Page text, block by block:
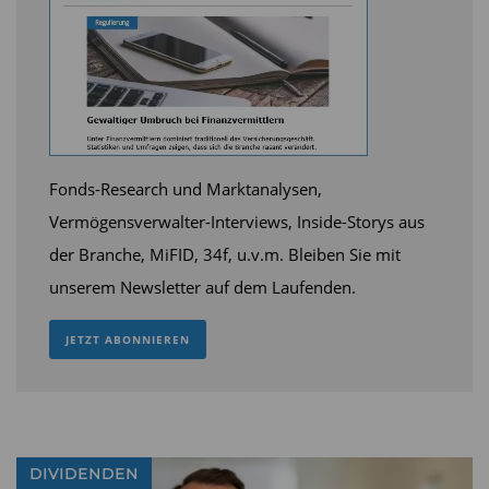
510 Euro ergeben. Doch damit nicht genug. Für
eine Erlaubniserteilung rechnet der Bund mit
einer Gebühr von 1590 Euro, für eine
Erlaubniserweiterung 790 Euro. Die insgesamt zu
tragenden Kosten für die Aufsicht sollen nach
Angaben der Bundesregierung bei einmalig rund
140 Euro und jährlich bei 985 Euro je Berater und
Vermittler liegen.
Scharfe Kritik vom Branchenverband
Die Bundesregierung gibt allerdings zu, dass die
Nicht selbst umlagepflichtig sind an
Fonds-Research und Marktanalysen,
Vermögensverwalter-Interviews, Inside-Storys aus
der Branche, MiFID, 34f, u.v.m. Bleiben Sie mit
unserem Newsletter auf dem Laufenden.
JETZT ABONNIEREN
DIVIDENDEN